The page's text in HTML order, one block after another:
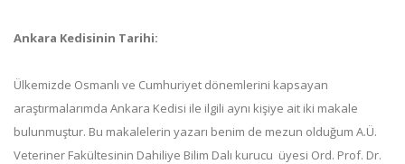
Ankara Kedisinin Tarihi:
Ülkemizde Osmanlı ve Cumhuriyet dönemlerini kapsayan
araştırmalarımda Ankara Kedisi ile ilgili aynı kişiye ait iki makale
bulunmuştur. Bu makalelerin yazarı benim de mezun olduğum A.Ü.
Veteriner Fakültesinin Dahiliye Bilim Dalı kurucu üyesi Ord. Prof. Dr.